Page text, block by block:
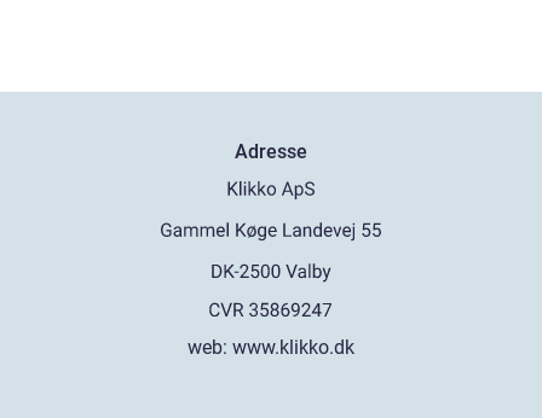
Adresse
web: www.klikko.dk